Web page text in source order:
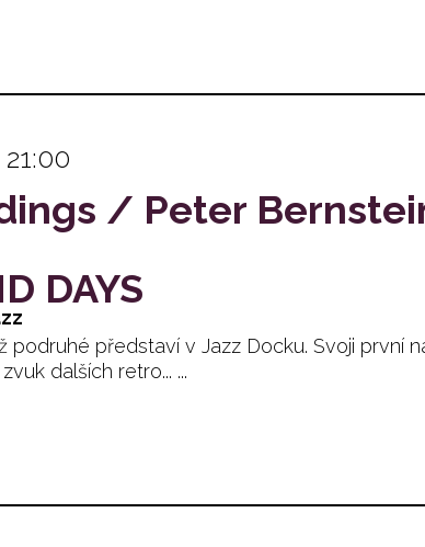
/ Peter
DAYS
podruhé představí v Jazz Docku. Svoji první
dalších retro... ...